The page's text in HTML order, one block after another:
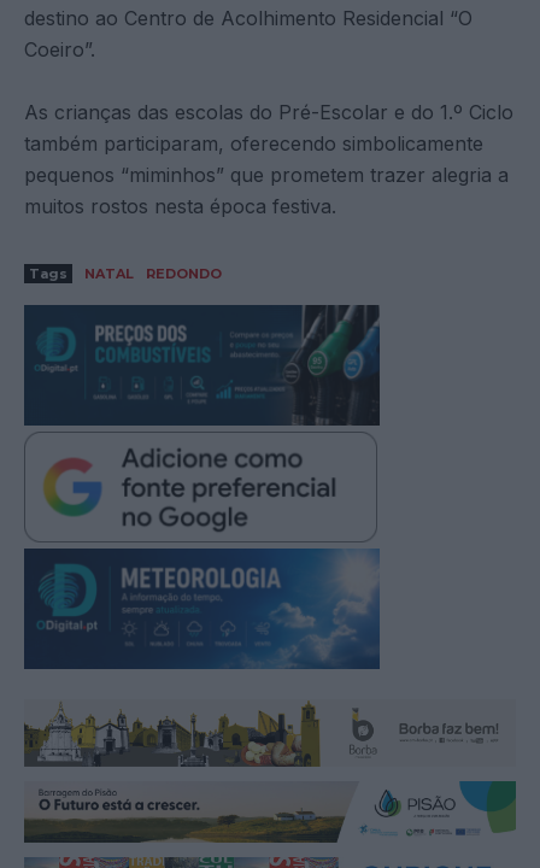
destino ao Centro de Acolhimento Residencial “O
Coeiro”.
As crianças das escolas do Pré-Escolar e do 1.º Ciclo
também participaram, oferecendo simbolicamente
pequenos “miminhos” que prometem trazer alegria a
muitos rostos nesta época festiva.
Tags NATAL REDONDO